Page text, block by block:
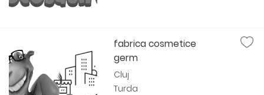
fabrica cosmetice
germ
Cluj
Turda